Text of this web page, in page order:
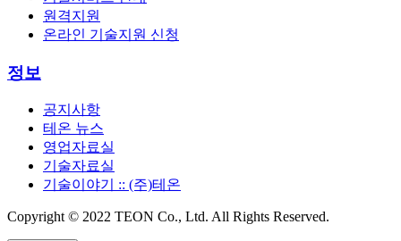
원격지원
온라인 기술지원 신청
정보
공지사항
테온 뉴스
영업자료실
기술자료실
기술이야기 :: (주)테온
Copyright © 2022 TEON Co., Ltd. All Rights Reserved.